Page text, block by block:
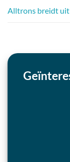
Alltrons breidt